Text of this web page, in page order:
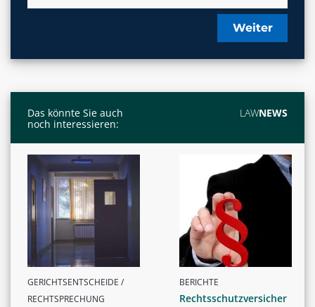
Weiter
Das könnte Sie auch
noch interessieren:
LAWNEWS
GERICHTSENTSCHEIDE /
RECHTSPRECHUNG
BERICHTE
Rechtsschutzversicher